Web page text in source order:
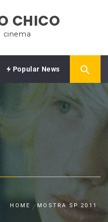
CHICO
cinema
Popular News
HOME MOSTRA SP 2011